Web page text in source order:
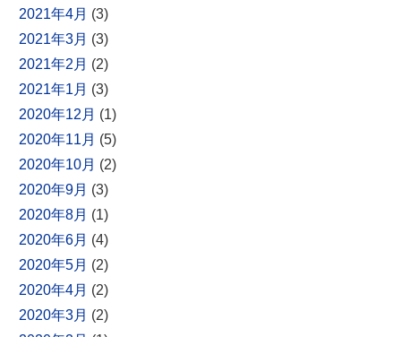
2021年4月 (3)
2021年3月 (3)
2021年2月 (2)
2021年1月 (3)
2020年12月 (1)
2020年11月 (5)
2020年10月 (2)
2020年9月 (3)
2020年8月 (1)
2020年6月 (4)
2020年5月 (2)
2020年4月 (2)
2020年3月 (2)